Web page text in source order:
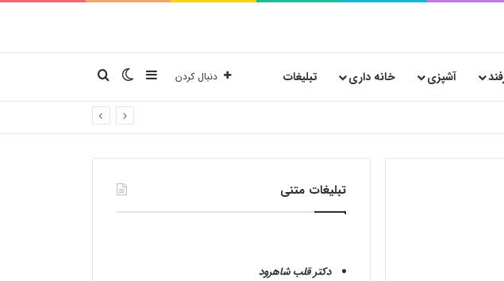
آشپزی خانه داری تبلیغات دنبال کردن نوارکناریتغییر پوسته
جستجو برای
تبلیغات متنی
دکتر قلب شاهرود